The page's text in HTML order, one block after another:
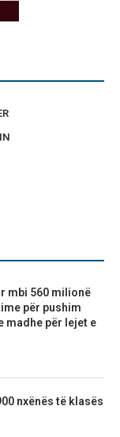
mbi 560 milionë
për pushim
madhe për lejet e
nxënës të klasës